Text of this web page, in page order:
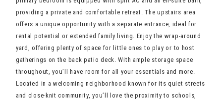
providing a private and comfortable retreat. The upstairs area
offers a unique opportunity with a separate entrance, ideal for
rental potential or extended family living. Enjoy the wrap-around
yard, offering plenty of space for little ones to play or to host
gatherings on the back patio deck. With ample storage space
throughout, you’ll have room for all your essentials and more.
Located in a welcoming neighborhood known for its quiet streets
and close-knit community, you’ll love the proximity to schools,